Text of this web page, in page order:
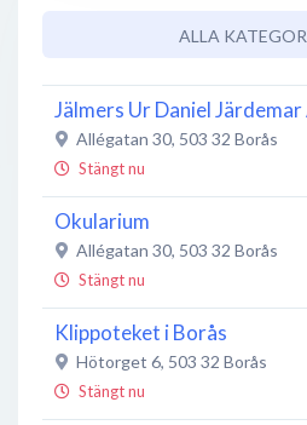
ALLA
Jälmers Ur Daniel Järdemar
Allégatan 30, 503 32 Borås
Stängt nu
Okularium
Allégatan 30, 503 32 Borås
Stängt nu
Klippoteket i Borås
Hötorget 6, 503 32 Borås
Stängt nu